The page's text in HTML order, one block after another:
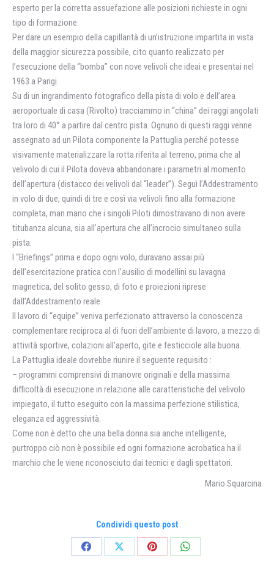
esperto per la corretta assuefazione alle posizioni richieste in ogni
tipo di formazione.
Per dare un esempio della capillarità di un’istruzione impartita in vista
della maggior sicurezza possibile, cito quanto realizzato per
l’esecuzione della “bomba” con nove velivoli che ideai e presentai nel
1963 a Parigi.
Su di un ingrandimento fotografico della pista di volo e dell’area
aeroportuale di casa (Rivolto) tracciammo in “china” dei raggi angolati
tra loro di 40° a partire dal centro pista. Ognuno di questi raggi venne
assegnato ad un Pilota componente la Pattuglia perché potesse
visivamente materializzare la rotta riferita al terreno, prima che al
velivolo di cui il Pilota doveva abbandonare i parametri al momento
dell’apertura (distacco dei velivoli dal “leader”). Seguì l’Addestramento
in volo di due, quindi di tre e così via velivoli fino alla formazione
completa, man mano che i singoli Piloti dimostravano di non avere
titubanza alcuna, sia all’apertura che all’incrocio simultaneo sulla
pista.
I “Briefings” prima e dopo ogni volo, duravano assai più
dell’esercitazione pratica con l’ausilio di modellini su lavagna
magnetica, del solito gesso, di foto e proiezioni riprese
dall’Addestramento reale.
Il lavoro di “equipe” veniva perfezionato attraverso la conoscenza
complementare reciproca al di fuori dell’ambiente di lavoro, a mezzo di
attività sportive, colazioni all’aperto, gite e festicciole alla buona.
La Pattuglia ideale dovrebbe riunire il seguente requisito :
– programmi comprensivi di manovre originali e della massima
difficoltà di esecuzione in relazione alle caratteristiche del velivolo
impiegato, il tutto eseguito con la massima perfezione stilistica,
eleganza ed aggressività.
Come non è detto che una bella donna sia anche intelligente,
purtroppo ciò non è possibile ed ogni formazione acrobatica ha il
marchio che le viene riconosciuto dai tecnici e dagli spettatori.
Mario Squarcina
Condividi questo post
CondividiCondividiCondividiCondividi